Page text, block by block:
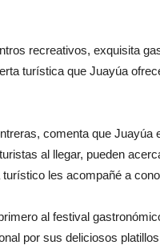
recreativos, exquisita
turística que Juayúa
comenta que Juayúa
al llegar, pueden
les acompañé a
al festival
por sus deliciosos